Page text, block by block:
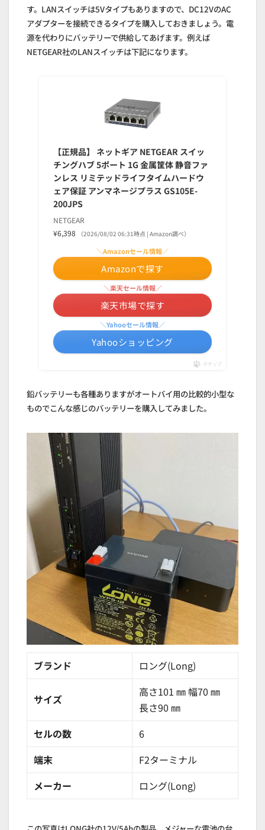
す。LANスイッチは5Vタイプもありますので、DC12VのAC
アダプターを接続できるタイプを購入しておきましょう。電
源を代わりにバッテリーで供給してあげます。例えば
NETGEAR社のLANスイッチは下記になります。
【正規品】 ネットギア NETGEAR スイッ
チングハブ 5ポート 1G 金属筐体 静音ファ
ンレス リミテッドライフタイムハードウ
ェア保証 アンマネージプラス GS105E-
200JPS
NETGEAR
¥6,398
（2026/08/02 06:31時点 | Amazon調べ）
＼Amazonセール情報／
Amazonで探す
＼楽天セール情報／
楽天市場で探す
＼Yahooセール情報／
Yahooショッピング
ポチップ
鉛バッテリーも各種ありますがオートバイ用の比較的小型な
ものでこんな感じのバッテリーを購入してみました。
ブランド ロング(Long)
サイズ
高さ101 ㎜ 幅70 ㎜
長さ90 ㎜
セルの数
6
端末
F2ターミナル
メーカー
ロング(Long)